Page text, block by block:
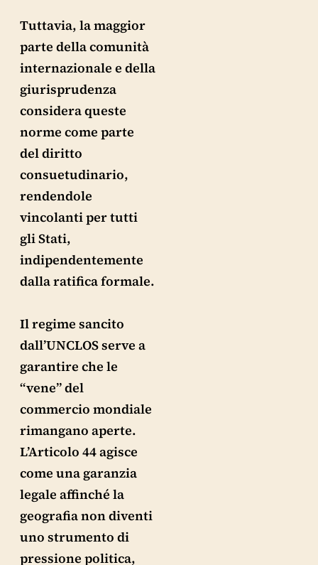
Tuttavia, la maggior
parte della comunità
internazionale e della
giurisprudenza
considera queste
norme come parte
del diritto
consuetudinario,
rendendole
vincolanti per tutti
gli Stati,
indipendentemente
dalla ratifica formale.
Il regime sancito
dall’UNCLOS serve a
garantire che le
“vene” del
commercio mondiale
rimangano aperte.
L’Articolo 44 agisce
come una garanzia
legale affinché la
geografia non diventi
uno strumento di
pressione politica,